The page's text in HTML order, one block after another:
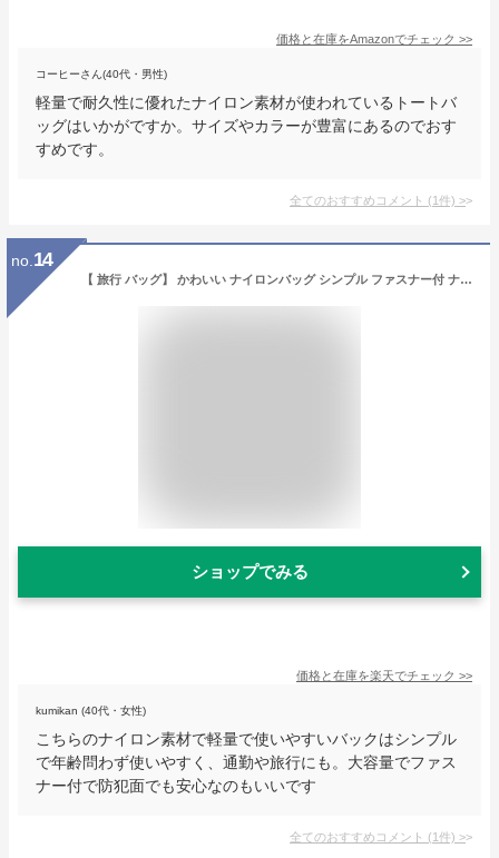
価格と在庫をAmazonでチェック >>
コーヒーさん(40代・男性)
軽量で耐久性に優れたナイロン素材が使われているトートバ
ッグはいかがですか。サイズやカラーが豊富にあるのでおす
すめです。
全てのおすすめコメント (1件) >
no. 14
【 旅行 バッグ】 かわいい ナイロンバッグ シンプル ファスナー付 ナイロン バッグ 大きめ ジム 1泊2日サイズ たっぷり収納 バッグ 大容量 オシャレ レディースバッグ マザーズバッグ レディース 軽い おしゃれ バッグ 旅行バッグ 軽量 旅行 シンプル 使いやすい
ショップでみる
価格と在庫を楽天でチェック >>
kumikan (40代・女性)
こちらのナイロン素材で軽量で使いやすいバックはシンプル
で年齢問わず使いやすく、通勤や旅行にも。大容量でファス
ナー付で防犯面でも安心なのもいいです
全てのおすすめコメント (1件) >